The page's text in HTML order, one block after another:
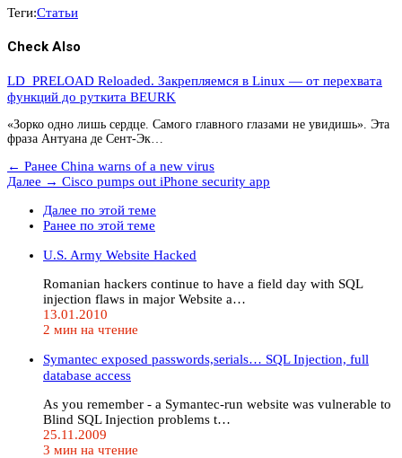
Теги:Статьи
Check Also
LD_PRELOAD Reloaded. Закрепляемся в Linux — от перехвата
функций до руткита BEURK
«Зорко одно лишь сердце. Самого главного глазами не увидишь». Эта
фраза Антуана де Сент-Эк…
← Ранее China warns of a new virus
Далее → Cisco pumps out iPhone security app
Далее по этой теме
Ранее по этой теме
U.S. Army Website Hacked
Romanian hackers continue to have a field day with SQL
injection flaws in major Website a…
13.01.2010
2 мин на чтение
Symantec exposed passwords,serials… SQL Injection, full
database access
As you remember - a Symantec-run website was vulnerable to
Blind SQL Injection problems t…
25.11.2009
3 мин на чтение